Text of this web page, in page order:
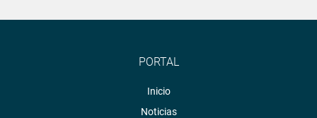
PORTAL
Inicio
Noticias